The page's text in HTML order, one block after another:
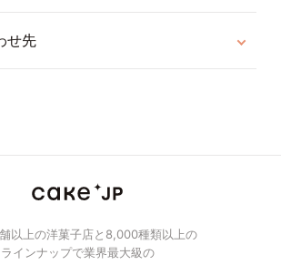
せ先
以上の洋菓子店と8,000種類以上の
ラインナップで業界最大級の